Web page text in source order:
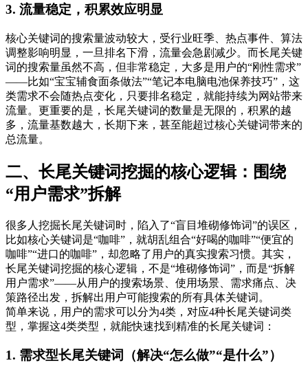
3. 流量稳定，积累效应明显
核心关键词的搜索量波动较大，受行业旺季、热点事件、算法
调整影响明显，一旦排名下滑，流量会急剧减少。而长尾关键
词的搜索量虽然不高，但非常稳定，大多是用户的“刚性需求”
——比如“宝宝辅食面条做法”“笔记本电脑电池保养技巧”，这
类需求不会随热点变化，只要排名稳定，就能持续为网站带来
流量。更重要的是，长尾关键词的数量是无限的，积累的越
多，流量基数越大，长期下来，甚至能超过核心关键词带来的
总流量。
二、长尾关键词挖掘的核心逻辑：围绕
“用户需求”拆解
很多人挖掘长尾关键词时，陷入了“盲目堆砌修饰词”的误区，
比如核心关键词是“咖啡”，就胡乱组合“好喝的咖啡”“便宜的
咖啡”“进口的咖啡”，却忽略了用户的真实搜索习惯。其实，
长尾关键词挖掘的核心逻辑，不是“堆砌修饰词”，而是“拆解
用户需求”——从用户的搜索场景、使用场景、需求痛点、决
策路径出发，拆解出用户可能搜索的所有具体关键词。
简单来说，用户的需求可以分为4类，对应4种长尾关键词类
型，掌握这4类类型，就能快速找到精准的长尾关键词：
1. 需求型长尾关键词（解决“怎么做”“是什么”）